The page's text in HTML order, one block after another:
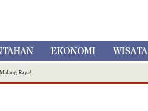
EKONOMI WISATA
Raya!